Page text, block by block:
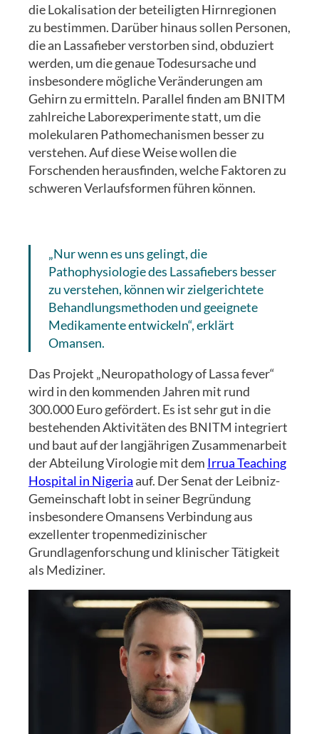
die Lokalisation der beteiligten Hirnregionen
zu bestimmen. Darüber hinaus sollen Personen,
die an Lassafieber verstorben sind, obduziert
werden, um die genaue Todesursache und
insbesondere mögliche Veränderungen am
Gehirn zu ermitteln. Parallel finden am BNITM
zahlreiche Laborexperimente statt, um die
molekularen Pathomechanismen besser zu
verstehen. Auf diese Weise wollen die
Forschenden herausfinden, welche Faktoren zu
schweren Verlaufsformen führen können.
„Nur wenn es uns gelingt, die
Pathophysiologie des Lassafiebers besser
zu verstehen, können wir zielgerichtete
Behandlungsmethoden und geeignete
Medikamente entwickeln“, erklärt
Omansen.
Das Projekt „Neuropathology of Lassa fever“
wird in den kommenden Jahren mit rund
300.000 Euro gefördert. Es ist sehr gut in die
bestehenden Aktivitäten des BNITM integriert
und baut auf der langjährigen Zusammenarbeit
der Abteilung Virologie mit dem Irrua Teaching
Hospital in Nigeriaauf. Der Senat der Leibniz-
Gemeinschaft lobt in seiner Begründung
insbesondere Omansens Verbindung aus
exzellenter tropenmedizinischer
Grundlagenforschung und klinischer Tätigkeit
als Mediziner.